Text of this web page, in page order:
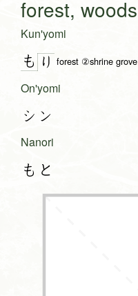
forest, woods
Kun'yomi
も り forest ②shrine grove
On'yomi
シン
Nanori
もと